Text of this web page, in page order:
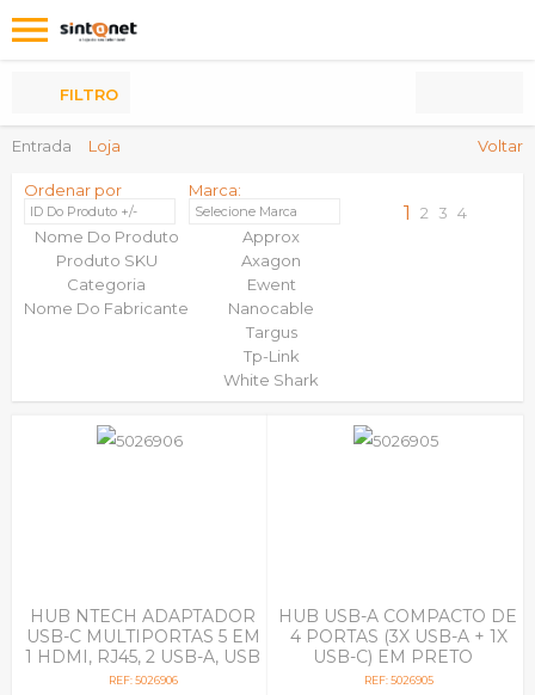
Entrada Loja Voltar
FILTRO
Ordenar por
ID Do Produto +/-
Nome Do Produto
Produto SKU
Categoria
Nome Do Fabricante
Marca:
Selecione Marca
Approx
Axagon
Ewent
Nanocable
Targus
Tp-Link
White Shark
1 2 3 4
HUB NTECH ADAPTADOR
USB-C MULTIPORTAS 5 EM
1 HDMI, RJ45, 2 USB-A, USB
NBA625
REF: 5026906
HUB USB-A COMPACTO DE
4 PORTAS (3X USB-A + 1X
USB-C) EM PRETO
REF: 5026905